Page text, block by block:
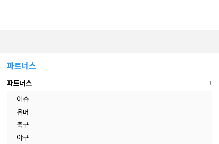
파트너스
파트너스
이슈
유머
축구
야구